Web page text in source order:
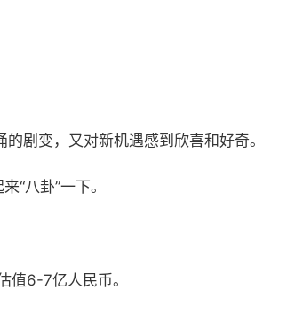
剧变，又对新机遇感到欣喜和好奇。
“八卦”一下。
值6-7亿人民币。